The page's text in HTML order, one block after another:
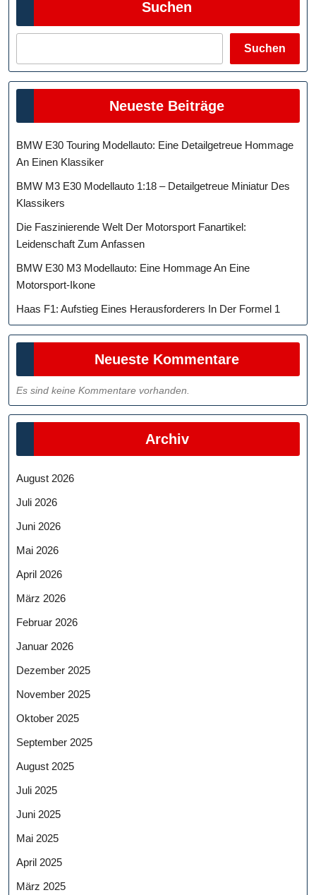
Suchen
Suchen
Neueste Beiträge
BMW E30 Touring Modellauto: Eine Detailgetreue Hommage
An Einen Klassiker
BMW M3 E30 Modellauto 1:18 – Detailgetreue Miniatur Des
Klassikers
Die Faszinierende Welt Der Motorsport Fanartikel:
Leidenschaft Zum Anfassen
BMW E30 M3 Modellauto: Eine Hommage An Eine
Motorsport-Ikone
Haas F1: Aufstieg Eines Herausforderers In Der Formel 1
Neueste Kommentare
Es sind keine Kommentare vorhanden.
Archiv
August 2026
Juli 2026
Juni 2026
Mai 2026
April 2026
März 2026
Februar 2026
Januar 2026
Dezember 2025
November 2025
Oktober 2025
September 2025
August 2025
Juli 2025
Juni 2025
Mai 2025
April 2025
März 2025